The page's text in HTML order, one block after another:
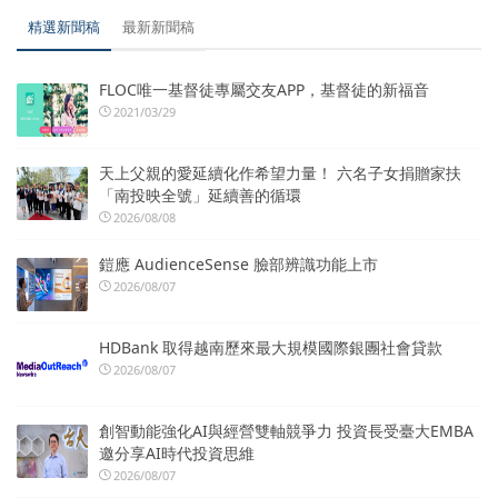
精選新聞稿 最新新聞稿
FLOC唯一基督徒專屬交友APP，基督徒的新福音
2021/03/29
天上父親的愛延續化作希望力量！ 六名子女捐贈家扶
「南投映全號」延續善的循環
2026/08/08
鎧應 AudienceSense 臉部辨識功能上市
2026/08/07
HDBank 取得越南歷來最大規模國際銀團社會貸款
2026/08/07
創智動能強化AI與經營雙軸競爭力 投資長受臺大EMBA
邀分享AI時代投資思維
2026/08/07